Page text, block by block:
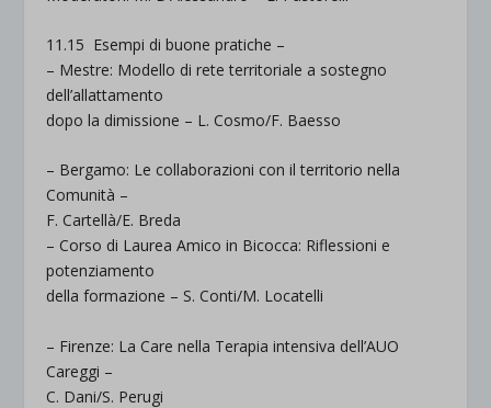
11.15 Esempi di buone pratiche –
– Mestre: Modello di rete territoriale a sostegno
dell’allattamento
dopo la dimissione – L. Cosmo/F. Baesso
– Bergamo: Le collaborazioni con il territorio nella
Comunità –
F. Cartellà/E. Breda
– Corso di Laurea Amico in Bicocca: Riflessioni e
potenziamento
della formazione – S. Conti/M. Locatelli
– Firenze: La Care nella Terapia intensiva dell’AUO
Careggi –
C. Dani/S. Perugi